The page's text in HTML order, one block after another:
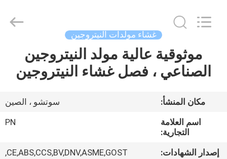
معلومات
Technology
Co.,Ltd.
غشاء مولدات النيتروجين
موثوقية عالية مولد النيتروجين
الصناعي ، فصل غشاء النيتروجين
مكان المنشأ:
سوتشو ، الصين
اسم العلامة
التجارية:
PN
إصدار الشهادات:
CE,ABS,CCS,BV,DNV,ASME,GOST,